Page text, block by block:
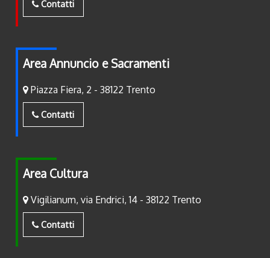
Contatti
Area Annuncio e Sacramenti
Piazza Fiera, 2 - 38122 Trento
Contatti
Area Cultura
Vigilianum, via Endrici, 14 - 38122 Trento
Contatti